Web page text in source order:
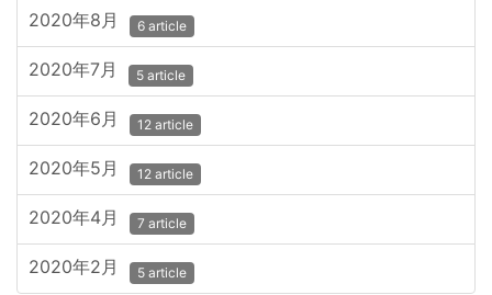
2020年8月 6 article
2020年7月 5 article
2020年6月 12 article
2020年5月 12 article
2020年4月 7 article
2020年2月 5 article